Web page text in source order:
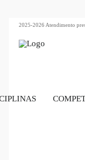
2025-2026 Atendimento